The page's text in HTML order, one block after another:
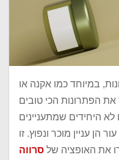
במיוחד כמו אקנה או
הפתרונות הכי טובים
היחידים שמתעניינים
הן עניין מוכר ונפוץ. זו
את האופציה של סרווה